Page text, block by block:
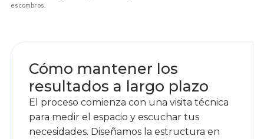
escombros.
Cómo mantener los
resultados a largo plazo
El proceso comienza con una visita técnica
para medir el espacio y escuchar tus
necesidades. Diseñamos la estructura en